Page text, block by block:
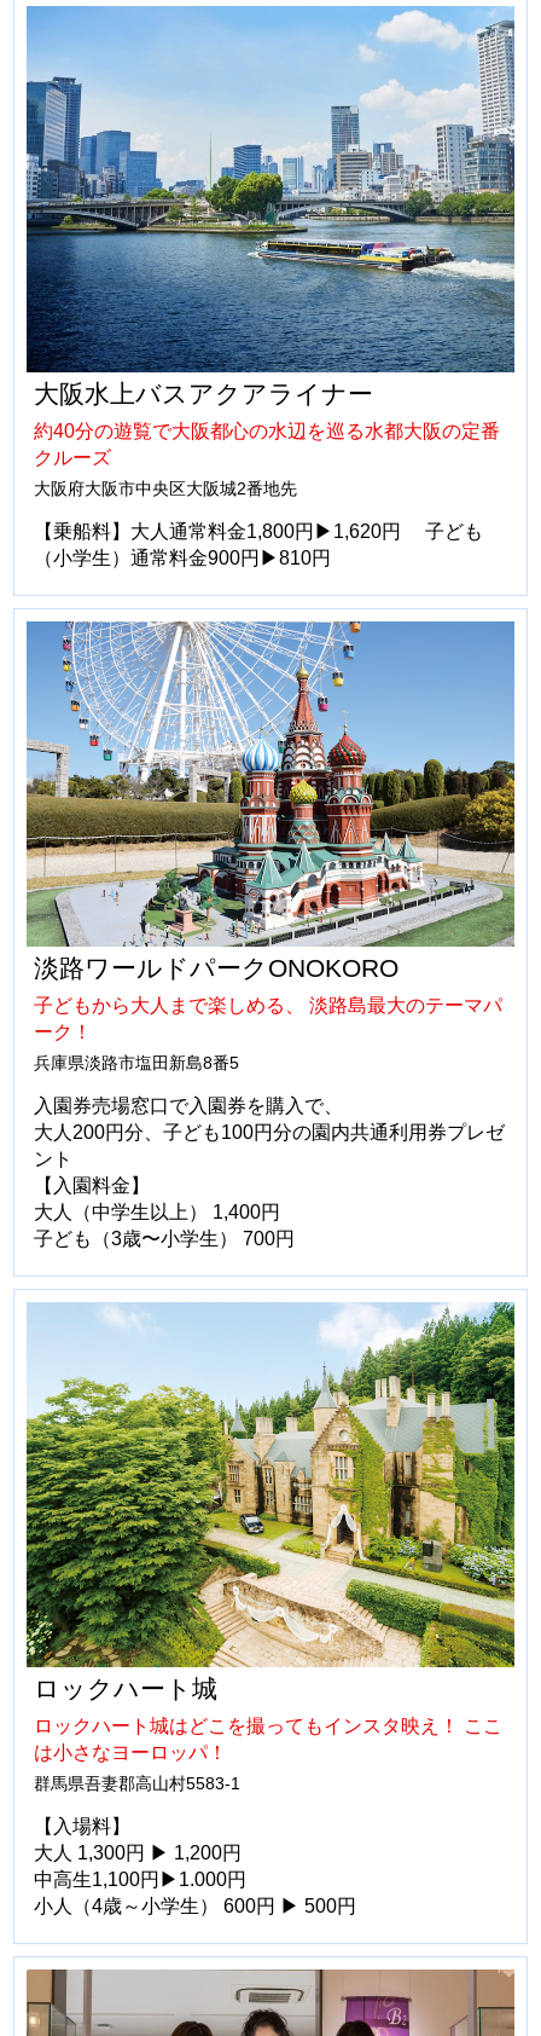
大阪水上バスアクアライナー
約40分の遊覧で大阪都心の水辺を巡る水都大阪の定番
クルーズ
大阪府大阪市中央区大阪城2番地先
【乗船料】大人通常料金1,800円▶1,620円 子ども
（小学生）通常料金900円▶810円
淡路ワールドパークONOKORO
子どもから大人まで楽しめる、 淡路島最大のテーマパ
ーク！
兵庫県淡路市塩田新島8番5
入園券売場窓口で入園券を購入で、
大人200円分、子ども100円分の園内共通利用券プレゼ
ント
【入園料金】
大人（中学生以上） 1,400円
子ども（3歳〜小学生） 700円
ロックハート城
ロックハート城はどこを撮ってもインスタ映え！ ここ
は小さなヨーロッパ！
群馬県吾妻郡高山村5583-1
【入場料】
大人 1,300円 ▶ 1,200円
中高生1,100円▶1.000円
小人（4歳～小学生） 600円 ▶ 500円